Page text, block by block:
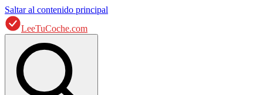
Saltar al contenido principal
LeeTuCoche.com